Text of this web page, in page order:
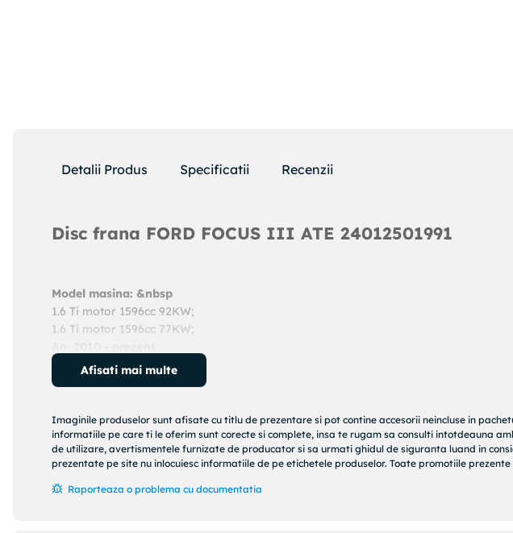
Detalii Produs Specificatii Recenzii
Disc frana FORD FOCUS III ATE 24012501991
Model masina: &nbsp
1.6 Ti motor 1596cc 92KW;
1.6 Ti motor 1596cc 77KW;
Cod produs:24012501991
Producator:
Specificatii produs:
Diametru [mm] : 278
Grosime disc frana [mm] : 25
Grosime minima [mm] : 23
Afisati mai multe
Imaginile produselor sunt afisate cu titlu de prezentare si pot contine accesorii neincluse in
informatiile pe care ti le oferim sunt corecte si complete, insa te rugam sa consulti intotdeauna
de utilizare, avertismentele furnizate de producator si sa urmati ghidul de siguranta luand in
prezentate pe site nu inlocuiesc informatiile de pe etichetele produselor. Toate promotiile
Raporteaza o problema cu documentatia